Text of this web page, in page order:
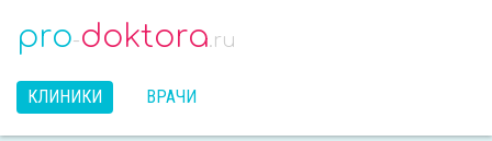
pro-doktora.ru
КЛИНИКИ ВРАЧИ